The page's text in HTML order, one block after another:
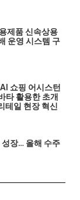
제품 신속상용
운영 시스템 구
쇼핑 어시스턴
타 활용한 초개
테일 현장 혁신
장… 올해 수주